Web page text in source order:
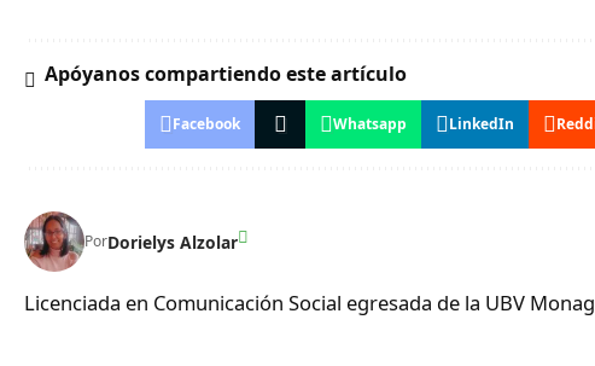
Apóyanos compartiendo este artículo
Facebook Whatsapp LinkedIn
PorDorielys Alzolar
Licenciada en Comunicación Social egresada de la UBV